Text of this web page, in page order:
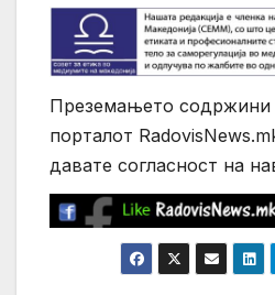
Преземањето содржини
порталот
давате согласност на